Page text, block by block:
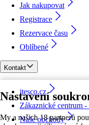
Nastavení
My a našich 18 partnerů
Jak nakupovat
Registrace
Rezervace času
Oblíbené
Kontakt
itesco.cz
Zákaznické centrum
Naše obchody